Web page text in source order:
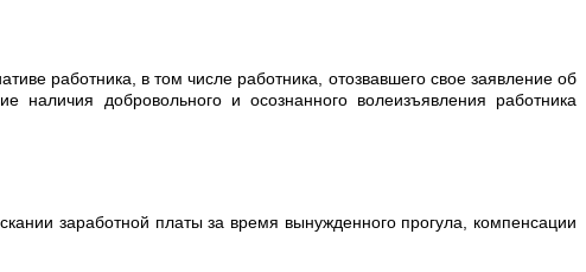
работника, в том числе работника, отозвавшего свое заявление об
наличия добровольного и осознанного волеизъявления работника
заработной платы за время вынужденного прогула, компенсации